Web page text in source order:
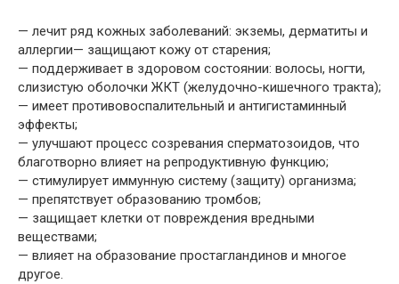
— лечит ряд кожных заболеваний: экземы, дерматиты и
аллергии— защищают кожу от старения;
— поддерживает в здоровом состоянии: волосы, ногти,
слизистую оболочки ЖКТ (желудочно-кишечного тракта);
— имеет противовоспалительный и антигистаминный
эффекты;
— улучшают процесс созревания сперматозоидов, что
благотворно влияет на репродуктивную функцию;
— стимулирует иммунную систему (защиту) организма;
— препятствует образованию тромбов;
— защищает клетки от повреждения вредными
веществами;
— влияет на образование простагландинов и многое
другое.